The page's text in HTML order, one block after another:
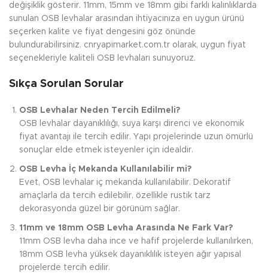
değişiklik gösterir. 11mm, 15mm ve 18mm gibi farklı kalınlıklarda
sunulan OSB levhalar arasından ihtiyacınıza en uygun ürünü
seçerken kalite ve fiyat dengesini göz önünde
bulundurabilirsiniz. cnryapimarket.com.tr olarak, uygun fiyat
seçenekleriyle kaliteli OSB levhaları sunuyoruz.
Sıkça Sorulan Sorular
OSB Levhalar Neden Tercih Edilmeli?
OSB levhalar dayanıklılığı, suya karşı direnci ve ekonomik
fiyat avantajı ile tercih edilir. Yapı projelerinde uzun ömürlü
sonuçlar elde etmek isteyenler için idealdir.
OSB Levha İç Mekanda Kullanılabilir mi?
Evet, OSB levhalar iç mekanda kullanılabilir. Dekoratif
amaçlarla da tercih edilebilir, özellikle rustik tarz
dekorasyonda güzel bir görünüm sağlar.
11mm ve 18mm OSB Levha Arasında Ne Fark Var?
11mm OSB levha daha ince ve hafif projelerde kullanılırken,
18mm OSB levha yüksek dayanıklılık isteyen ağır yapısal
projelerde tercih edilir.